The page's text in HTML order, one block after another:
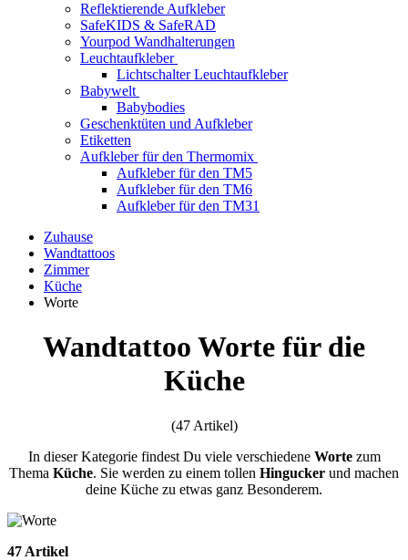
Reflektierende Aufkleber
SafeKIDS & SafeRAD
Yourpod Wandhalterungen
Leuchtaufkleber
Lichtschalter Leuchtaufkleber
Babywelt
Babybodies
Geschenktüten und Aufkleber
Etiketten
Aufkleber für den Thermomix
Aufkleber für den TM5
Aufkleber für den TM6
Aufkleber für den TM31
Zuhause
Wandtattoos
Zimmer
Küche
Worte
Wandtattoo Worte für die
Küche
(47 Artikel)
In dieser Kategorie findest Du viele verschiedene Wortezum
Thema Küche. Sie werden zu einem tollen Hingucker und machen
deine Küche zu etwas ganz Besonderem.
47 Artikel